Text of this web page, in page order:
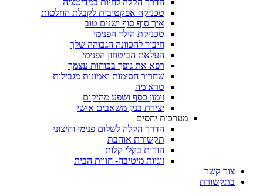
הדרך הקלה לחיות במדיטציה
טכניקה אפקטיבית לקבלת החלטות
איך סוף סוף ישנים טוב
טכניקת הילד הפנימי
חיבור להכוונה הגבוהה שלך
העלאת הביטחון הפנימי
רפא את גופך בכוחות עצמך
שחרור חסימות ואמונות מגבילות
טראומה
זימון כסף ושפע מהיקום
יצירת בנק משאבים אישי
מערכות יחסים
הדרך הקלה לשלום פנימי וחיצוני
תקשורת אוהבת
הורות בקלי קלות
זוגיות מיטיבה- חווית הבית
צור קשר
בתקשורת